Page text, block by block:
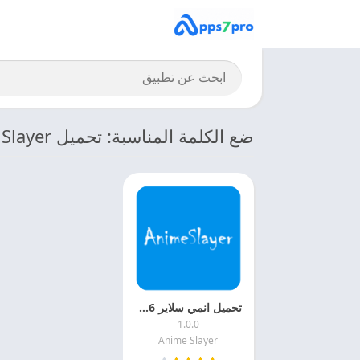
ضع الكلمة المناسبة: تحميل Anime Slayer
تحميل انمي سلاير 2026 Anime Slayer اخر اصدار مجانا
1.0.0
Anime Slayer